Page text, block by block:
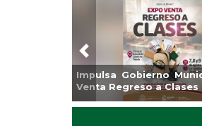
Guarniciones y
colonia El Mango en
Previous